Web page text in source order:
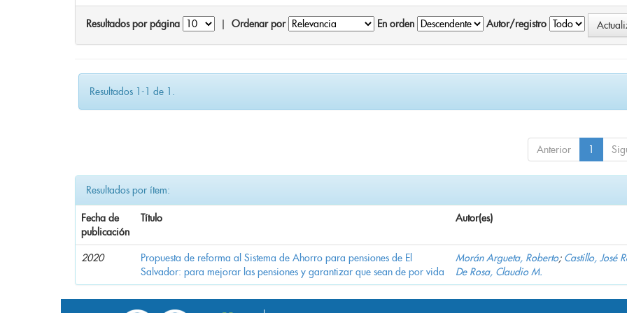
Resultados por página Ordenar por En orden Autor/registro
Resultados 1-1 de 1.
Anterior 1
Resultados por ítem:
Fecha de
publicación
Título Autor(es)
2020
Propuesta de reforma al Sistema de Ahorro para pensiones de El
Salvador: para mejorar las pensiones y garantizar que sean de por vida
Morán Argueta, Roberto; Castillo, José
De Rosa, Claudio M.